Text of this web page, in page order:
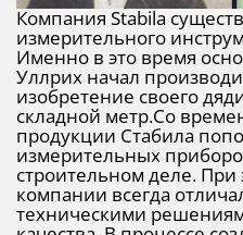
Компания Stabila
измерительного
Именно в это время
Уллрих начал
изобретение своего
складной метр.Со
продукции Стабила
измерительных
строительном деле. При
компании всегда
техническими